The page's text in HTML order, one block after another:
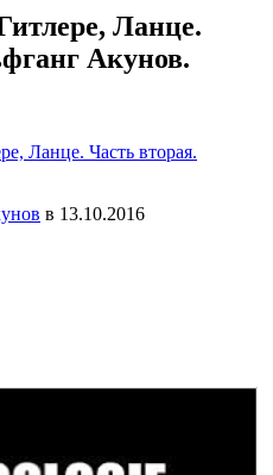
Ланце.
Акунов.
Ланце. Часть вторая.
в 13.10.2016